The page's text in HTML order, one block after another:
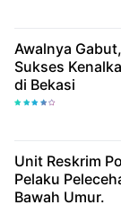
Awalnya
Sukses
di Bekasi
Unit Reskrim
Pelaku
Bawah Umur.